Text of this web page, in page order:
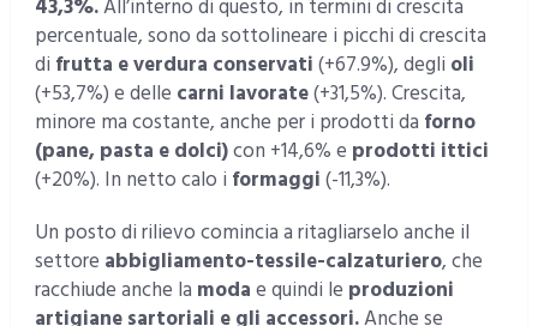
43,3%.All’interno di questo, in termini di crescita
percentuale, sono da sottolineare i picchi di crescita
di frutta e verdura conservati(+67.9%), degli oli
(+53,7%) e delle carni lavorate(+31,5%). Crescita,
minore ma costante, anche per i prodotti da forno
(pane, pasta e dolci)con +14,6% e prodotti ittici
(+20%). In netto calo i formaggi(-11,3%).
Un posto di rilievo comincia a ritagliarselo anche il
settore abbigliamento-tessile-calzaturiero, che
racchiude anche la modae quindi le produzioni